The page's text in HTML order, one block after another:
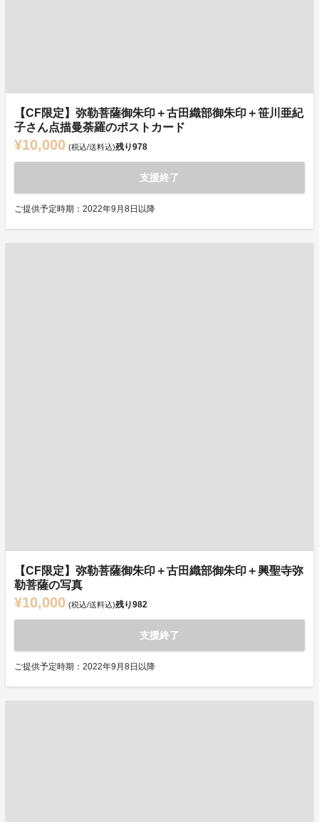
【CF限定】弥勒菩薩御朱印＋古田織部御朱印＋笹川亜紀
子さん点描曼荼羅のポストカード
¥10,000 (税込/送料込)残り978
支援終了
ご提供予定時期：2022年9月8日以降
【CF限定】弥勒菩薩御朱印＋古田織部御朱印＋興聖寺弥
勒菩薩の写真
¥10,000 (税込/送料込)残り982
支援終了
ご提供予定時期：2022年9月8日以降